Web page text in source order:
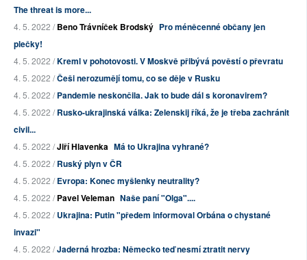
The threat is more...
4. 5. 2022 /Beno Trávníček Brodský Pro méněcenné občany jen
plečky!
4. 5. 2022 /Kreml v pohotovosti. V Moskvě přibývá pověstí o převratu
4. 5. 2022 /Češi nerozumějí tomu, co se děje v Rusku
4. 5. 2022 /Pandemie neskončila. Jak to bude dál s koronavirem?
4. 5. 2022 /Rusko-ukrajinská válka: Zelenskij říká, že je třeba zachránit
civil...
4. 5. 2022 /Jiří Hlavenka Má to Ukrajina vyhrané?
4. 5. 2022 /Ruský plyn v ČR
4. 5. 2022 /Evropa: Konec myšlenky neutrality?
4. 5. 2022 /Pavel Veleman Naše paní "Olga"....
4. 5. 2022 /Ukrajina: Putin "předem informoval Orbána o chystané
invazi"
4. 5. 2022 /Jaderná hrozba: Německo teď nesmí ztratit nervy